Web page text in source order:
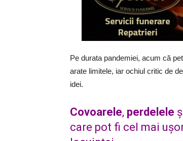
Pe durata pandemiei, acum că
arate limitele, iar ochiul critic de
idei.
Covoarele, perdelele
care pot fi cel mai